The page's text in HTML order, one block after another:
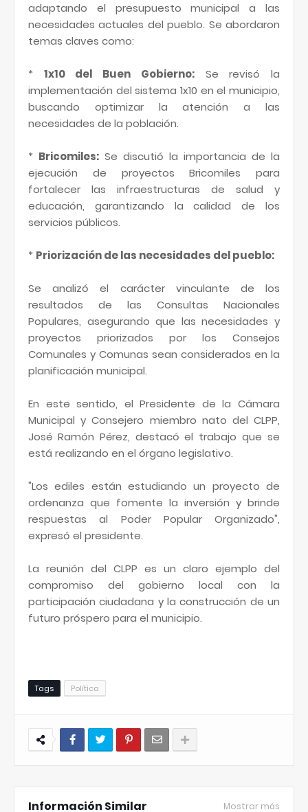
adaptando el presupuesto municipal a las
necesidades actuales del pueblo. Se abordaron
temas claves como:
* 1x10 del Buen Gobierno:Se revisó la
implementación del sistema 1x10 en el municipio,
buscando optimizar la atención a las
necesidades de la población.
* Bricomiles: Se discutió la importancia de la
ejecución de proyectos Bricomiles para
fortalecer las infraestructuras de salud y
educación, garantizando la calidad de los
servicios públicos.
* Priorización de las necesidades del pueblo:
Se analizó el carácter vinculante de los
resultados de las Consultas Nacionales
Populares, asegurando que las necesidades y
proyectos priorizados por los Consejos
Comunales y Comunas sean considerados en la
planificación municipal.
En este sentido, el Presidente de la Cámara
Municipal y Consejero miembro nato del CLPP,
José Ramón Pérez, destacó el trabajo que se
está realizando en el órgano legislativo.
"Los ediles están estudiando un proyecto de
ordenanza que fomente la inversión y brinde
respuestas al Poder Popular Organizado",
expresó el presidente.
La reunión del CLPP es un claro ejemplo del
compromiso del gobierno local con la
participación ciudadana y la construcción de un
futuro próspero para el municipio.
Tags Política
Información Similar Mostrar más